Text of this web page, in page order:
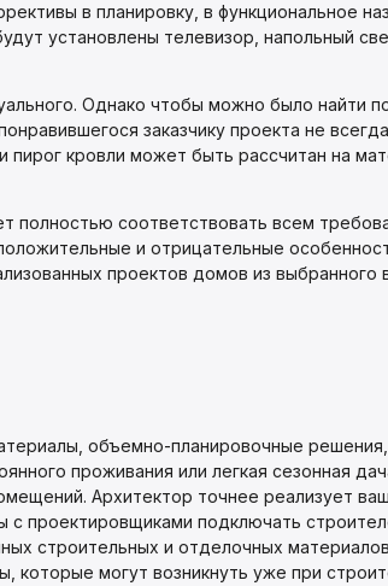
в планировку, в функциональное
установлены телевизор, напольный
Однако чтобы можно было найти
заказчику проекта не
кровли может быть рассчитан на
соответствовать всем
и отрицательные
проектов домов из выбранного
объемно-планировочные
проживания или легкая сезонная
Архитектор точнее реализует
проектировщиками подключать
строительных и отделочных
которые могут возникнуть уже при